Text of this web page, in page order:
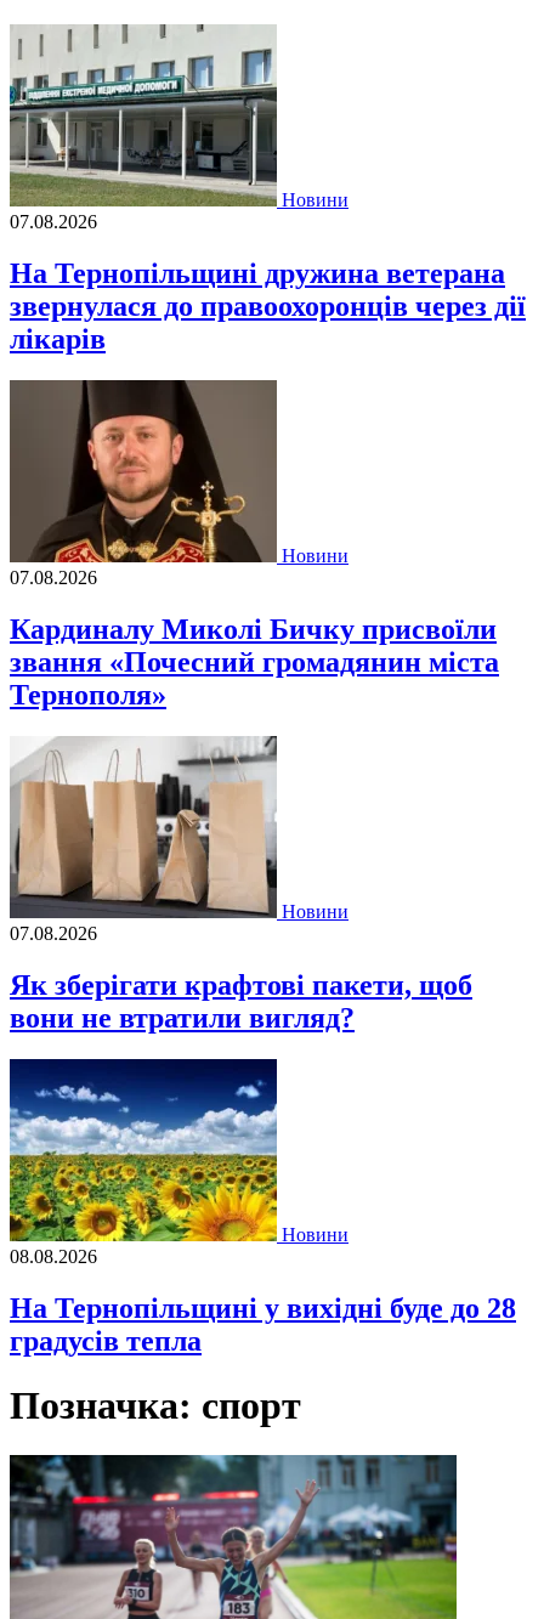
Новини
07.08.2026
На Тернопільщині дружина ветерана
звернулася до правоохоронців через дії
лікарів
Новини
07.08.2026
Кардиналу Миколі Бичку присвоїли
звання «Почесний громадянин міста
Тернополя»
Новини
07.08.2026
Як зберігати крафтові пакети, щоб
вони не втратили вигляд?
Новини
08.08.2026
На Тернопільщині у вихідні буде до 28
градусів тепла
Позначка: спорт